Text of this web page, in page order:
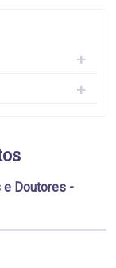
Doutores -